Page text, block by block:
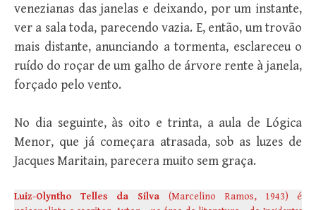
venezianas das janelas e deixando, por um instante,
ver a sala toda, parecendo vazia. E, então, um trovão
mais distante, anunciando a tormenta, esclareceu o
ruído do roçar de um galho de árvore rente à janela,
forçado pelo vento.
No dia seguinte, às oito e trinta, a aula de Lógica
Menor, que já começara atrasada, sob as luzes de
Jacques Maritain, parecera muito sem graça.
Luiz-Olyntho Telles da Silva (Marcelino Ramos, 1943) é